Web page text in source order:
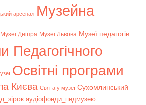
арсенал Музейна
Музеї Дніпра Музеї Львова Музеї педагогів
Педагогічного
Освітні програми
Києва Свята у музеї Сухомлинський
аудіофонди_педмузею